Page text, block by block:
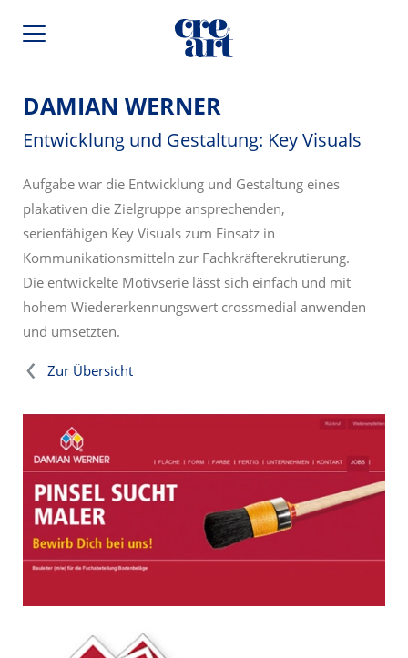
DAMIAN WERNER
Entwicklung und Gestaltung: Key Visuals
Aufgabe war die Entwicklung und Gestaltung eines
plakativen die Zielgruppe ansprechenden,
serienfähigen Key Visuals zum Einsatz in
Kommunikationsmitteln zur Fachkräfterekrutierung.
Die entwickelte Motivserie lässt sich einfach und mit
hohem Wiedererkennungswert crossmedial anwenden
und umsetzten.
Zur Übersicht